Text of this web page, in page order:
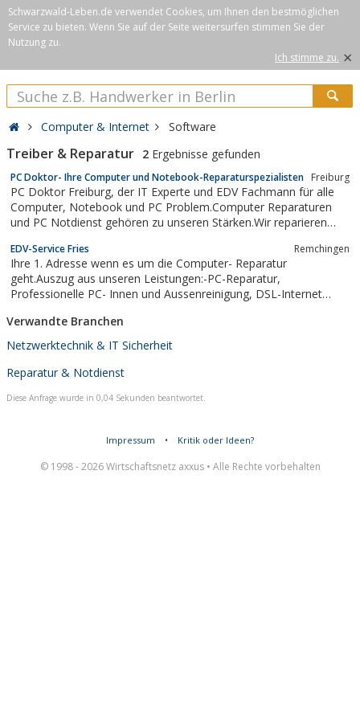
Schwarzwald-Leben.de verwendet Cookies, um Ihnen den bestmöglichen
Service zu bieten. Wenn Sie auf der Seite weitersurfen stimmen Sie der
Nutzung zu.
Ich stimme zu. ×
Computer & Internet Software
Treiber & Reparatur 2 Ergebnisse gefunden
PC Doktor- Ihre Computer und Notebook-Reparaturspezialisten Freiburg
PC Doktor Freiburg, der IT Experte und EDV Fachmann für alle
Computer, Notebook und PC Problem.Computer Reparaturen
und PC Notdienst gehören zu unseren Stärken.Wir reparieren
haben.Displaybruch, Grafikkarten, Gutachten für Versicherungen,
Wasserschäden, Datenrekonstruktionen,...
EDV-Service Fries Remchingen
Ihre 1. Adresse wenn es um die Computer- Reparatur
geht.Auszug aus unseren Leistungen:-PC-Reparatur,
Professionelle PC- Innen und Aussenreinigung, DSL-Internet
Hard und Software Verkauf und Service, Homepageerstellung,
PC- Modding, Satanlagen- Einstellservice...
Verwandte Branchen
Netzwerktechnik & IT Sicherheit
Reparatur & Notdienst
Diese Anfrage wurde in 0,04 Sekunden beantwortet.
Impressum • Kritik oder Ideen?
© 1998 - 2026 Wirtschaftsnetz axxus • Alle Rechte vorbehalten